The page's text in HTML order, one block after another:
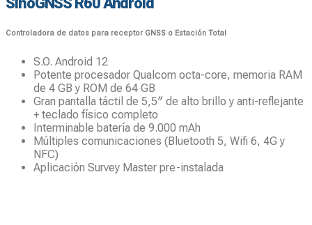
Controladora de datos para receptor GNSS o Estación Total
S.O. Android 12
Potente procesador Qualcom octa-core, memoria RAM
de 4 GB y ROM de 64 GB
Gran pantalla táctil de 5,5″ de alto brillo y anti-reflejante
+ teclado físico completo
Interminable batería de 9.000 mAh
Múltiples comunicaciones (Bluetooth 5, Wifi 6, 4G y
NFC)
Aplicación Survey Master pre-instalada